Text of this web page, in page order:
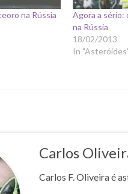
na Rússia
Agora a sério:
na Rússia
18/02/2013
In
Carlos
Carlos F. Oliveira é